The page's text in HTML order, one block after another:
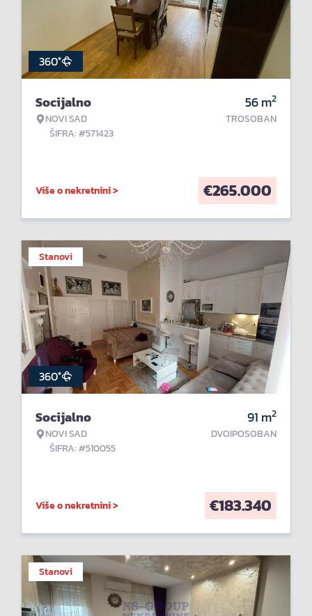
360°
Socijalno
NOVI SAD
ŠIFRA: #571423
56m2
TROSOBAN
Više o nekretnini > €265.000
Stanovi
360°
Socijalno
NOVI SAD
ŠIFRA: #510055
91 m2
DVOIPOSOBAN
Više o nekretnini > €183.340
Stanovi